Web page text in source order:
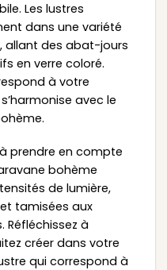
Les lustres
dans une variété
allant des abat-jours
en verre coloré.
à votre
avec le
prendre en compte
bohème
de lumière,
tamisées aux
Réfléchissez à
créer dans votre
qui correspond à